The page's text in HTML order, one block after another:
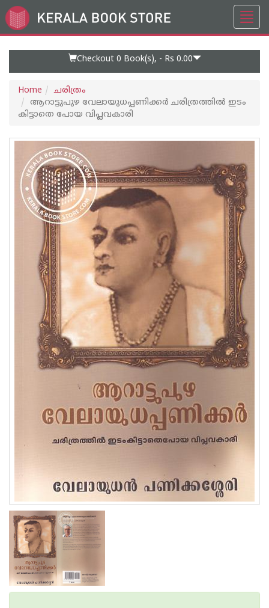
Go
to
Checkout 0 Book(s), - Rs 0.00
Home
ചരിത്രം
ആറാട്ടുപുഴ വേലായുധപ്പണിക്കർ ചരിത്രത്തില്‍ ഇടം
കിട്ടാതെ പോയ വിപ്ലവകാരി